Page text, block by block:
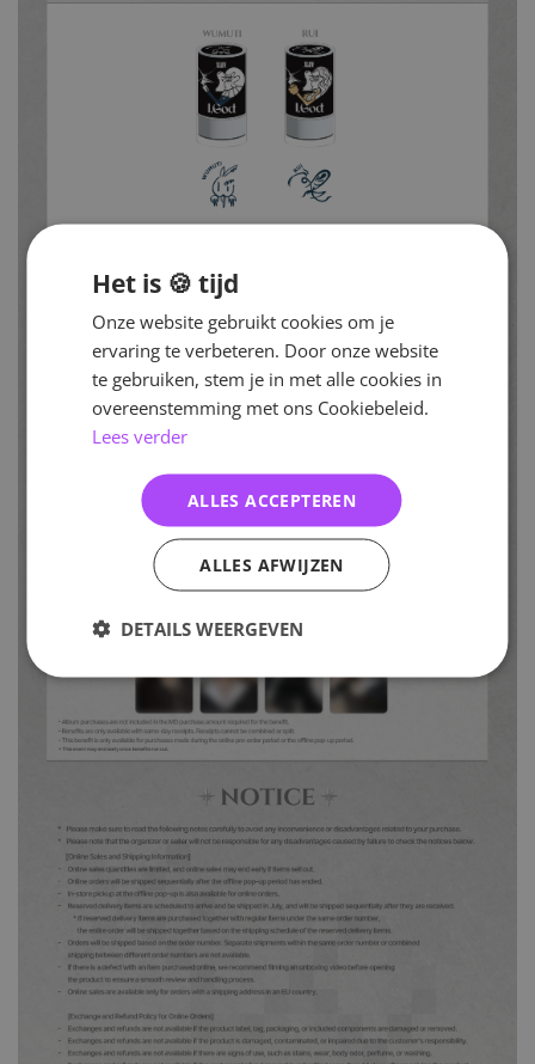
Het is 🍪 tijd
Onze website gebruikt cookies om je
ervaring te verbeteren. Door onze website
te gebruiken, stem je in met alle cookies in
overeenstemming met ons Cookiebeleid.
Lees verder
ALLES ACCEPTEREN
ALLES AFWIJZEN
DETAILS WEERGEVEN